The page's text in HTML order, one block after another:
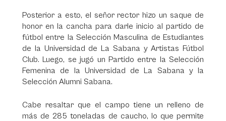
Posterior a esto, el señor rector hizo un saque de
honor en la cancha para darle inicio al partido de
fútbol entre la Selección Masculina de Estudiantes
de la Universidad de La Sabana y Artistas Fútbol
Club. Luego, se jugó un Partido entre la Selección
Femenina de la Universidad de La Sabana y la
Selección Alumni Sabana.
Cabe resaltar que el campo tiene un relleno de
más de 285 toneladas de caucho, lo que permite